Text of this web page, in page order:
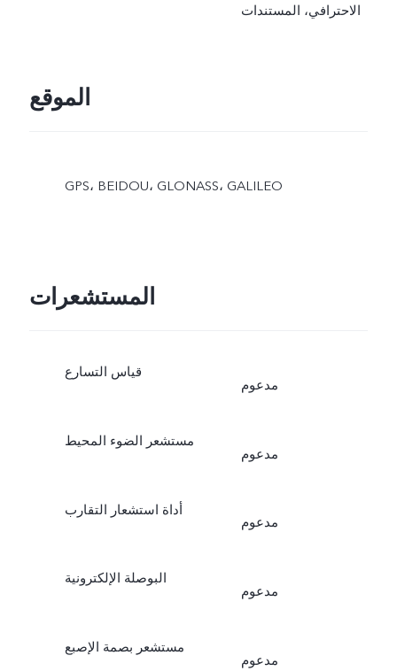
الاحترافي، المستندات
الموقع
GPS، BEIDOU، GLONASS، GALILEO
المستشعرات
قياس التسارع
مدعوم
مستشعر الضوء المحيط
مدعوم
أداة استشعار التقارب
مدعوم
البوصلة الإلكترونية
مدعوم
مستشعر بصمة الإصبع
مدعوم